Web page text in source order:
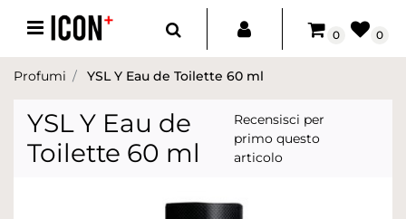
Open menu
0 0
Profumi YSL Y Eau de Toilette 60 ml
YSL Y Eau de
Toilette 60 ml
Recensisci per
primo questo
articolo